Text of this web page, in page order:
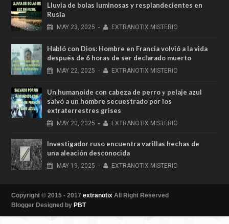
Lluvia de bolas luminosas y resplandecientes en
Rusia
MAY 23, 2025 - EXTRANOTIX MISTERIO
Habló con Dios: Hombre en Francia volvió a la vida
después de 6 horas de ser declarado muerto
MAY 22, 2025 - EXTRANOTIX MISTERIO
Un humanoide con cabeza de perro у pelaje azul
salvó a un hombre secuestrado por los
extraterrestres grises
MAY 20, 2025 - EXTRANOTIX MISTERIO
Investigador ruso encuentra varillas hechas de
una aleación desconocida
MAY 19, 2025 - EXTRANOTIX MISTERIO
Copyright © 2015 - 2017 extranotix All Right Reserved
Blogger Designed by PBT